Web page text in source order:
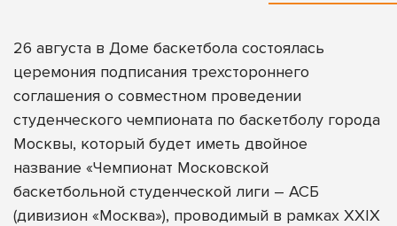
26 августа в Доме баскетбола состоялась
церемония подписания трехстороннего
соглашения о совместном проведении
студенческого чемпионата по баскетболу города
Москвы, который будет иметь двойное
название «Чемпионат Московской
баскетбольной студенческой лиги – АСБ
(дивизион «Москва»), проводимый в рамках XXIX